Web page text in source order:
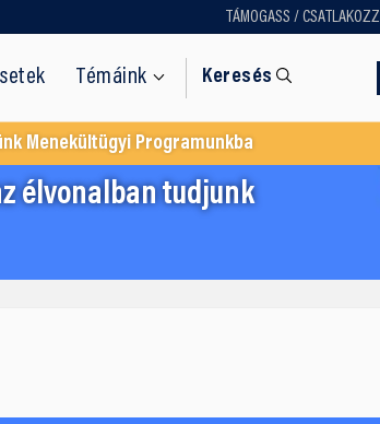
TÁMOGASS / CSATLAKOZZ
Témáink Keresés
Menekültügyi Programunkba
élvonalban tudjunk